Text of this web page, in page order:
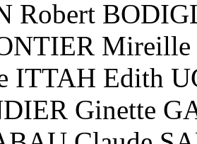
Robert
Mireille
ITTAH Edith
Ginette